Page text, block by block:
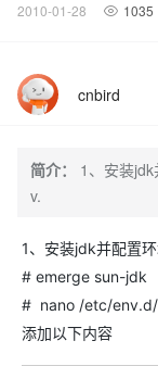
2010-01-28 1035
cnbird
简介：
1、安装
v.
1、安装jdk并配置
# emerge sun-jdk
# nano /etc/
添加以下内容